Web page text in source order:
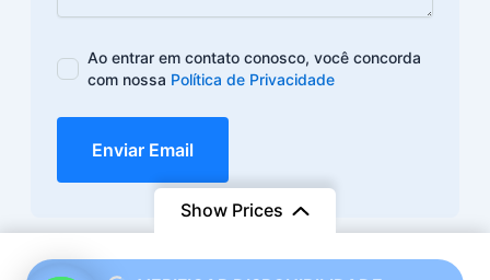
Ao entrar em contato conosco, você concorda
com nossa Política de Privacidade
Enviar Email
Show Prices